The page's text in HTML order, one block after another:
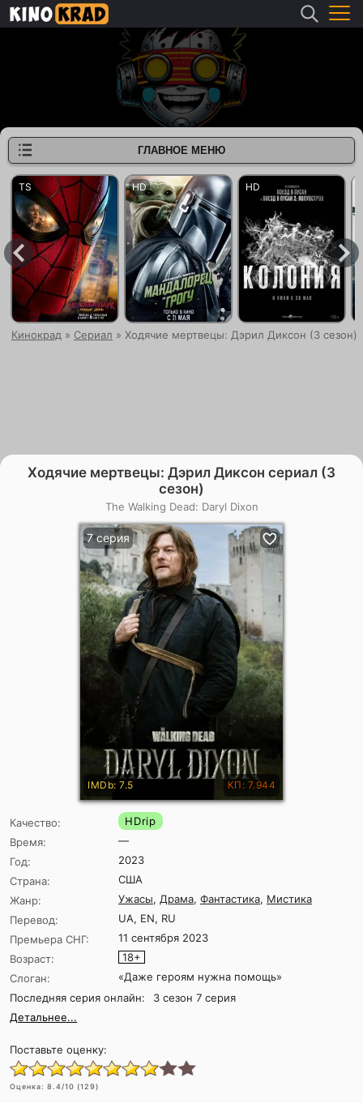
Кинокрад » Сериал » Ходячие мертвецы: Дэрил Диксон (3 сезон)
Ходячие мертвецы: Дэрил Диксон сериал (3
сезон)
The Walking Dead: Daryl Dixon
IMDb: 7.5 КП: 7.944
7 серия
Качество:
HDrip
Время:
—
Год:
2023
Страна:
США
Жанр:
Ужасы, Драма, Фантастика, Мистика
Перевод:
UA, EN, RU
Премьера СНГ:
11 сентября 2023
Возраст:
18+
Слоган:
«Даже героям нужна помощь»
Последняя серия онлайн:
3 сезон 7 серия
Детальнее...
Поставьте оценку:
Оценка: 8.4/10 (129)
ГЛАВНОЕ МЕНЮ